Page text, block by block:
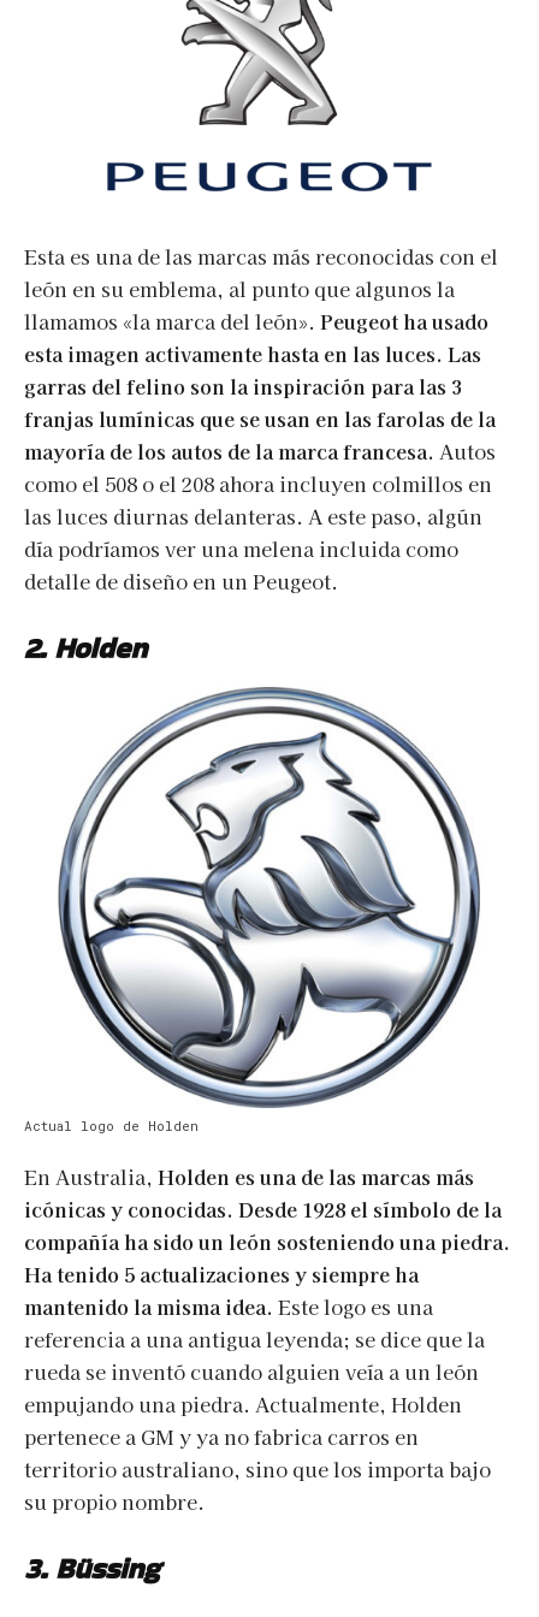
Esta es una de las marcas más reconocidas con el
león en su emblema, al punto que algunos la
llamamos «la marca del león». Peugeot ha usado
esta imagen activamente hasta en las luces. Las
garras del felino son la inspiración para las 3
franjas lumínicas que se usan en las farolas de la
mayoría de los autos de la marca francesa. Autos
como el 508 o el 208 ahora incluyen colmillos en
las luces diurnas delanteras. A este paso, algún
día podríamos ver una melena incluida como
detalle de diseño en un Peugeot.
2.Holden
Actual logo de Holden
En Australia, Holden es una de las marcas más
icónicas y conocidas. Desde 1928 el símbolo de la
compañía ha sido un león sosteniendo una piedra.
Ha tenido 5 actualizaciones y siempre ha
mantenido la misma idea. Este logo es una
referencia a una antigua leyenda; se dice que la
rueda se inventó cuando alguien veía a un león
empujando una piedra. Actualmente, Holden
pertenece a GM y ya no fabrica carros en
territorio australiano, sino que los importa bajo
su propio nombre.
3.Büssing